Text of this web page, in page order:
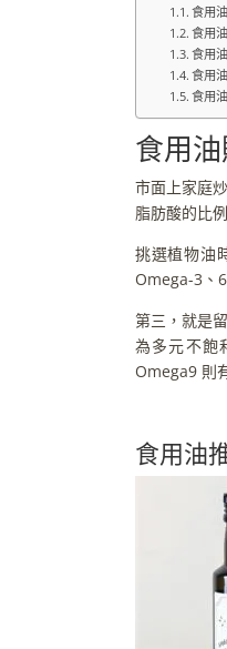
食用
食用
食用
食用
食用
食用
市面上家庭
脂肪酸的比
挑選植物油
Omega-3、
第三，就是
為多元不飽
Omega9 則
食用油